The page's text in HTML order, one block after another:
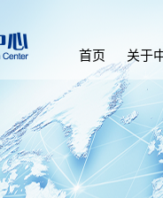
首页 关于